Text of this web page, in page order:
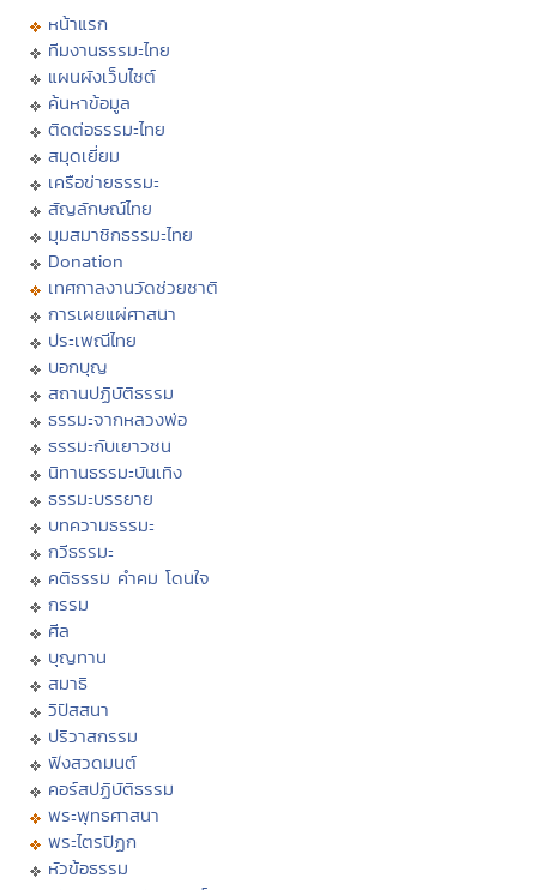
หน้าแรก
ทีมงานธรรมะไทย
แผนผังเว็บไซต์
ค้นหาข้อมูล
ติดต่อธรรมะไทย
สมุดเยี่ยม
เครือข่ายธรรมะ
สัญลักษณ์ไทย
มุมสมาชิกธรรมะไทย
Donation
เทศกาลงานวัดช่วยชาติ
การเผยแผ่ศาสนา
ประเพณีไทย
บอกบุญ
สถานปฏิบัติธรรม
ธรรมะจากหลวงพ่อ
ธรรมะกับเยาวชน
นิทานธรรมะบันเทิง
ธรรมะบรรยาย
บทความธรรมะ
กวีธรรมะ
คติธรรม คำคม โดนใจ
กรรม
ศีล
บุญทาน
สมาธิ
วิปัสสนา
ปริวาสกรรม
ฟังสวดมนต์
คอร์สปฏิบัติธรรม
พระพุทธศาสนา
พระไตรปิฏก
หัวข้อธรรม